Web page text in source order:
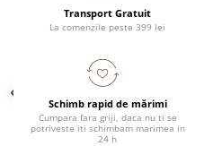
Transport Gratuit
La comenzile peste 399 lei
Schimb rapid de mărimi
Cumpara fara griji, daca nu ti se
potriveste iti schimbam marimea in
24 h